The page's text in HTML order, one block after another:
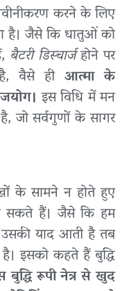
करने के लिए
है। जैसे कि धातुओं को
बैटरी डिस्चार्जहोने पर
वैसे हीआत्मा के
इस विधि में मन
जो सर्वगुणों के सागर
के सामने न होते हुए
सकते हैं। जैसे कि हम
याद आती है तब
इसको कहते हैं बुद्धि
बुद्धि रूपी नेत्र से खुद